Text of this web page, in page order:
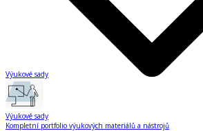
Výukové sady
Výukové sady
Kompletní portfolio výukových materiálů a nástrojů